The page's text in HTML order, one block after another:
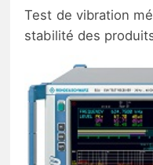
Test de vibration
stabilité des